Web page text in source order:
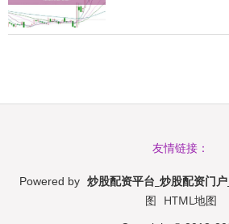
友情链接：
Powered by 炒股配资平台_炒股配资门
图 HTML地图